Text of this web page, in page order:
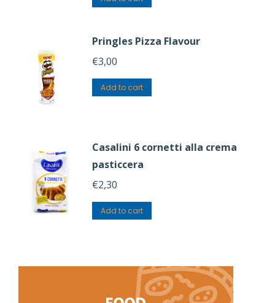
Pringles Pizza Flavour
€3,00
Add to cart
Casalini 6 cornetti alla crema
pasticcera
€2,30
Add to cart